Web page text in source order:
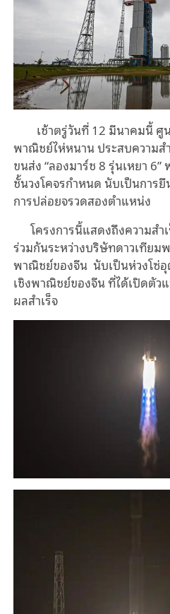
เช้าตรู่วันที่ 12 มีนาคมนี้ ศู
พาณิชย์ไห่หนาน ประสบความส
ขนส่ง“ลองมาร์ช 8 รุ่นเหยา 6”
ชั้นวงโคจรกำหนด นับเป็นการ
การปล่อยจรวดสองตำแหน่ง
โครงการนี้แสดงถึงความสำ
ร่วมกันระหว่างบริษัทดาวเทีย
พาณิชย์ของจีน นับเป็นห่วงโซ่
เชิงพาณิชย์ของจีน ที่ได้เปิดตัว
ผลสำเร็จ